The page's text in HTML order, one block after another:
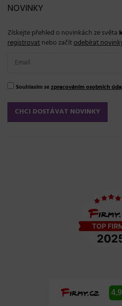
NOVINKY
Získejte přehled o novinkách ze světa
registrovatnebo začítodebírat
Souhlasím sezpracováním osobních